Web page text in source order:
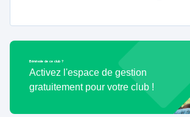
Bénévole de ce club ?
Activez l'espace de gestion
gratuitement pour votre club !